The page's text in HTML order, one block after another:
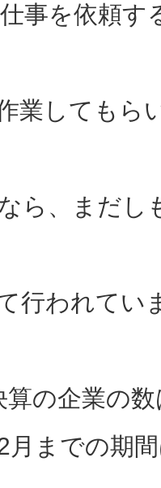
事を依頼
業してもら
ら、まだし
行われてい
算の企業の
月までの期